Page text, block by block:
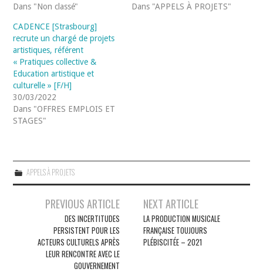
Dans "Non classé"
Dans "APPELS À PROJETS"
CADENCE [Strasbourg]
recrute un chargé de projets
artistiques, référent
« Pratiques collective &
Education artistique et
culturelle » [F/H]
30/03/2022
Dans "OFFRES EMPLOIS ET
STAGES"
APPELS À PROJETS
Navigation
articles
PREVIOUS ARTICLE
DES INCERTITUDES
PERSISTENT POUR LES
ACTEURS CULTURELS APRÈS
LEUR RENCONTRE AVEC LE
GOUVERNEMENT
NEXT ARTICLE
LA PRODUCTION MUSICALE
FRANÇAISE TOUJOURS
PLÉBISCITÉE – 2021